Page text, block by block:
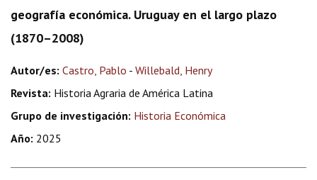
geografía económica. Uruguay en el largo plazo
(1870–2008)
Autor/es: Castro, Pablo - Willebald, Henry
Revista: Historia Agraria de América Latina
Grupo de investigación: Historia Económica
Año: 2025